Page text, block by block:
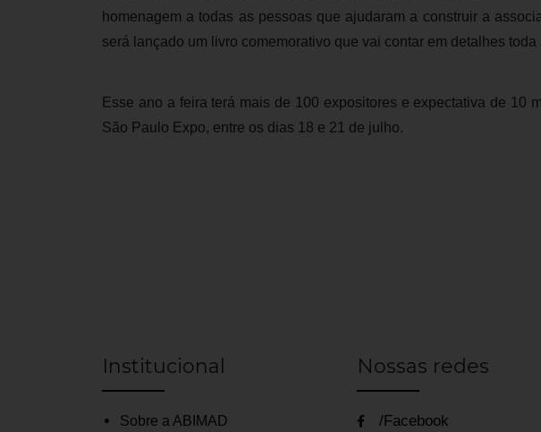
homenagem a todas as pessoas que ajudaram a construir a
será lançado um livro comemorativo que vai contar em detalhes toda
Esse ano a feira terá mais de 100 expositores e expectativa de 10
São Paulo Expo, entre os dias 18 e 21 de julho.
Institucional
Sobre a ABIMAD
Nossas redes
/Facebook